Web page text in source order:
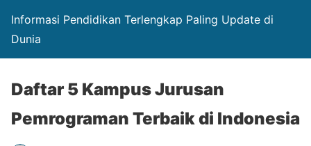
Informasi Pendidikan Terlengkap Paling Update di
Dunia
Daftar 5 Kampus Jurusan
Pemrograman Terbaik di Indonesia